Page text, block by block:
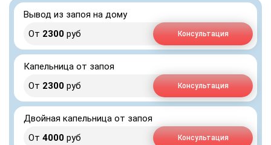
Вывод из запоя на дому
От 2300 руб Консультация
Капельница от запоя
От 2300 руб Консультация
Двойная капельница от запоя
От 4000 руб Консультация